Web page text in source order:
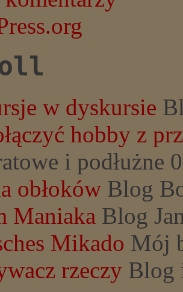
w dyskursie
hobby z
i podłużne 0
obłoków Blog
Maniaka Blog
Mikado Mój
rzeczy Blog